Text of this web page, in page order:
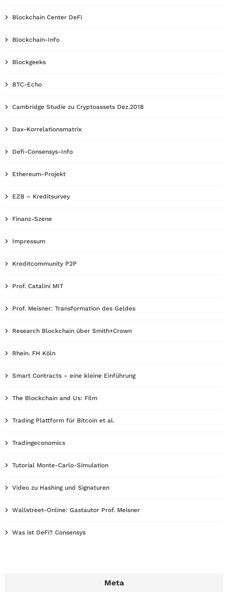
Blockchain Center DeFi
Blockchain-Info
Blockgeeks
BTC-Echo
Cambridge Studie zu Cryptoassets Dez.2018
Dax-Korrelationsmatrix
Defi-Consensys-Info
Ethereum-Projekt
EZB – Kreditsurvey
Finanz-Szene
Impressum
Kreditcommunity P2P
Prof. Catalini MIT
Prof. Meisner: Transformation des Geldes
Research Blockchain über Smith+Crown
Rhein. FH Köln
Smart Contracts – eine kleine Einführung
The Blockchain and Us: Film
Trading Plattform für Bitcoin et al.
Tradingeconomics
Tutorial Monte-Carlo-Simulation
Video zu Hashing und Signaturen
Wallstreet-Online: Gastautor Prof. Meisner
Was ist DeFi? Consensys
Meta